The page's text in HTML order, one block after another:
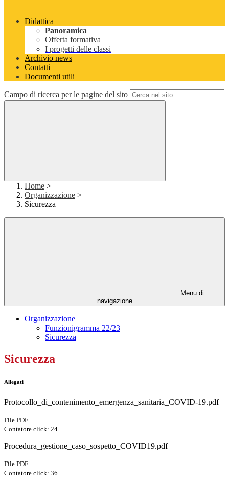
Didattica
Panoramica
Offerta formativa
I progetti delle classi
Archivio news
Contatti
Documenti utili
Campo di ricerca per le pagine del sito
Home >
Organizzazione >
Sicurezza
Menu di
navigazione
Organizzazione
Funzionigramma 22/23
Sicurezza
Sicurezza
Allegati
Protocollo_di_contenimento_emergenza_sanitaria_COVID-19.pdf
File PDF
Contatore click: 24
Procedura_gestione_caso_sospetto_COVID19.pdf
File PDF
Contatore click: 36